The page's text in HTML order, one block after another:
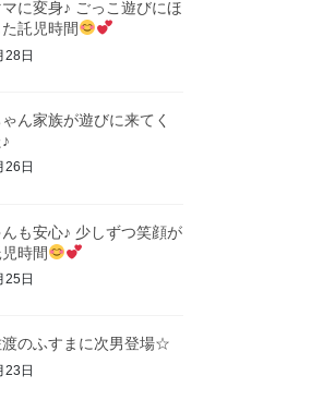
に変身♪ ごっこ遊びにほ
託児時間
28日
ん家族が遊びに来てく
26日
も安心♪ 少しずつ笑顔が
時間
25日
のふすまに次男登場☆
23日